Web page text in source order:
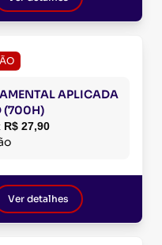
APLICADA
(700H)
R$ 27,90
Ver detalhes